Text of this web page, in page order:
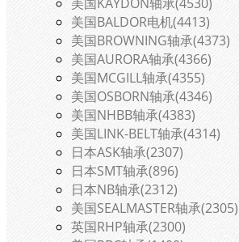
美国KAYDON轴承(4530)
美国BALDOR电机(4413)
美国BROWNING轴承(4373)
美国AURORA轴承(4366)
美国MCGILL轴承(4355)
美国OSBORN轴承(4346)
美国NHBB轴承(4383)
美国LINK-BELT轴承(4314)
日本ASK轴承(2307)
日本SMT轴承(896)
日本NB轴承(2312)
美国SEALMASTER轴承(2305)
英国RHP轴承(2300)